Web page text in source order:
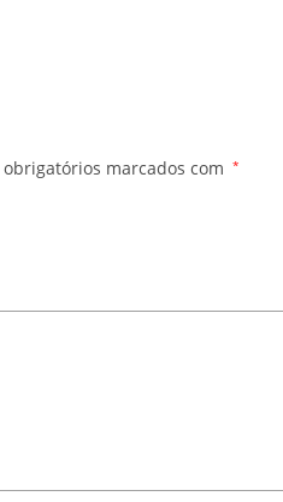
obrigatórios marcados com *